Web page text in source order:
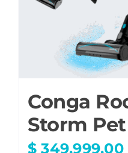
Conga
Storm
$ 349.999,00